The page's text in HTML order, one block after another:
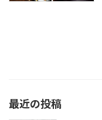
最近の投稿